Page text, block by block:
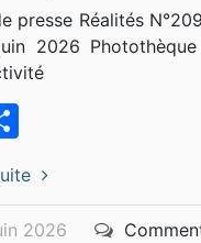
presse Réalités
2026 Photothèque
2026